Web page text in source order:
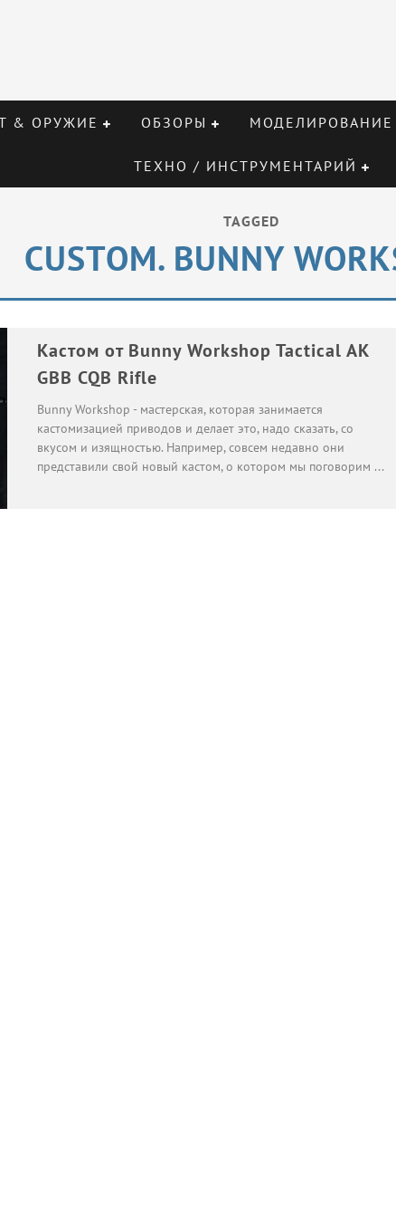
& ОРУЖИЕ ОБЗОРЫ МОДЕЛИРОВАНИЕ
ТЕХНО / ИНСТРУМЕНТАРИЙ
TAGGED
CUSTOM. BUNNY
Кастом от Bunny Workshop Tactical AK
GBB CQB Rifle
Bunny Workshop - мастерская, которая занимается
кастомизацией приводов и делает это, надо сказать, со
вкусом и изящностью. Например, совсем недавно они
представили свой новый кастом, о котором мы поговорим ...